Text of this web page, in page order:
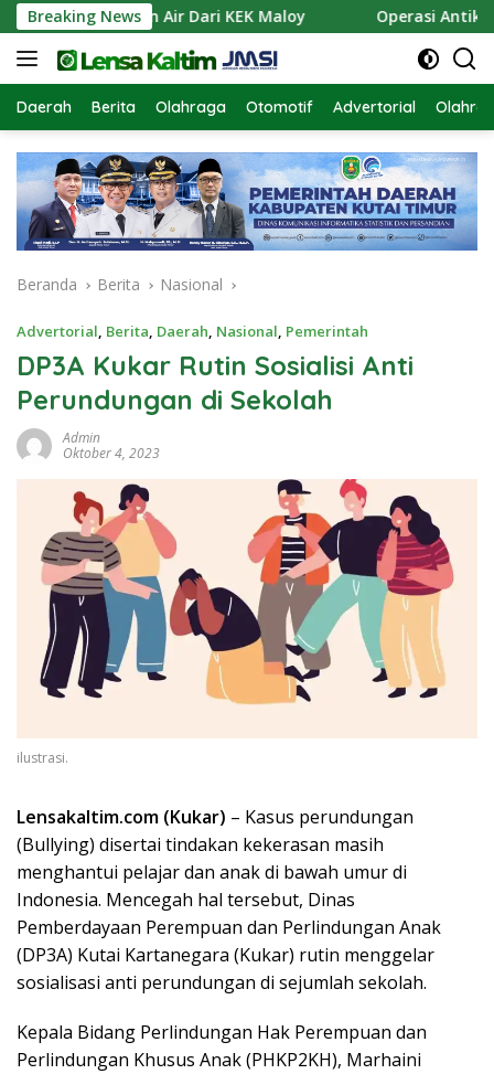
Langsung
ke
konten
Breaking News
Pasokan Air Dari KEK Maloy Operasi Antik
Daerah Berita Olahraga Otomotif Advertorial
Beranda Berita Nasional
Advertorial, Berita, Daerah, Nasional, Pemerintah
DP3A Kukar Rutin Sosialisi Anti
Perundungan di Sekolah
Admin
Oktober 4, 2023
ilustrasi.
Lensakaltim.com (Kukar) – Kasus perundungan
(Bullying) disertai tindakan kekerasan masih
menghantui pelajar dan anak di bawah umur di
Indonesia. Mencegah hal tersebut, Dinas
Pemberdayaan Perempuan dan Perlindungan Anak
(DP3A) Kutai Kartanegara (Kukar) rutin menggelar
sosialisasi anti perundungan di sejumlah sekolah.
Kepala Bidang Perlindungan Hak Perempuan dan
Perlindungan Khusus Anak (PHKP2KH), Marhaini